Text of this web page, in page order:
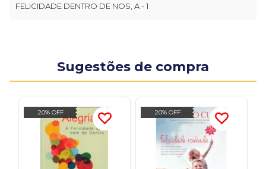
FELICIDADE DENTRO DE NOS, A - 1
Sugestões de compra
20% OFF 20% OFF